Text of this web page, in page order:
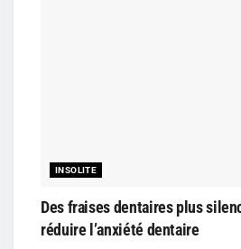
INSOLITE
Des fraises dentaires plus
réduire l’anxiété dentaire